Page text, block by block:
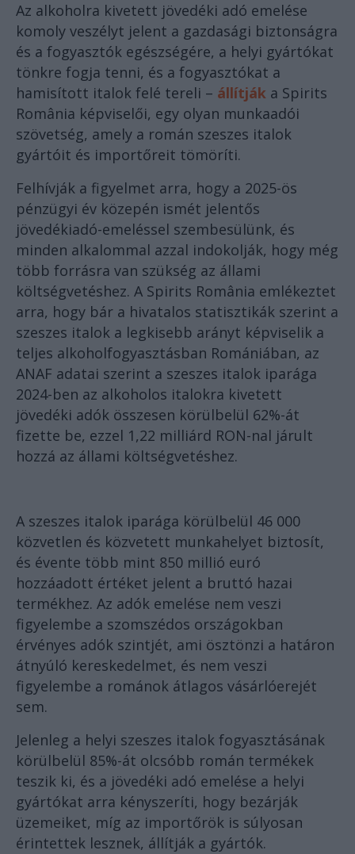
Az alkoholra kivetett jövedéki adó emelése
komoly veszélyt jelent a gazdasági biztonságra
és a fogyasztók egészségére, a helyi gyártókat
tönkre fogja tenni, és a fogyasztókat a
hamisított italok felé tereli – állítják a Spirits
România képviselői, egy olyan munkaadói
szövetség, amely a román szeszes italok
gyártóit és importőreit tömöríti.
Felhívják a figyelmet arra, hogy a 2025-ös
pénzügyi év közepén ismét jelentős
jövedékiadó-emeléssel szembesülünk, és
minden alkalommal azzal indokolják, hogy még
több forrásra van szükség az állami
költségvetéshez. A Spirits România emlékeztet
arra, hogy bár a hivatalos statisztikák szerint a
szeszes italok a legkisebb arányt képviselik a
teljes alkoholfogyasztásban Romániában, az
ANAF adatai szerint a szeszes italok iparága
2024-ben az alkoholos italokra kivetett
jövedéki adók összesen körülbelül 62%-át
fizette be, ezzel 1,22 milliárd RON-nal járult
hozzá az állami költségvetéshez.
A szeszes italok iparága körülbelül 46 000
közvetlen és közvetett munkahelyet biztosít,
és évente több mint 850 millió euró
hozzáadott értéket jelent a bruttó hazai
termékhez. Az adók emelése nem veszi
figyelembe a szomszédos országokban
érvényes adók szintjét, ami ösztönzi a határon
átnyúló kereskedelmet, és nem veszi
figyelembe a románok átlagos vásárlóerejét
sem.
Jelenleg a helyi szeszes italok fogyasztásának
körülbelül 85%-át olcsóbb román termékek
teszik ki, és a jövedéki adó emelése a helyi
gyártókat arra kényszeríti, hogy bezárják
üzemeiket, míg az importőrök is súlyosan
érintettek lesznek, állítják a gyártók.